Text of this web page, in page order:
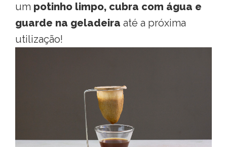
um potinho limpo, cubra com água e
guarde na geladeira até a próxima
utilização!